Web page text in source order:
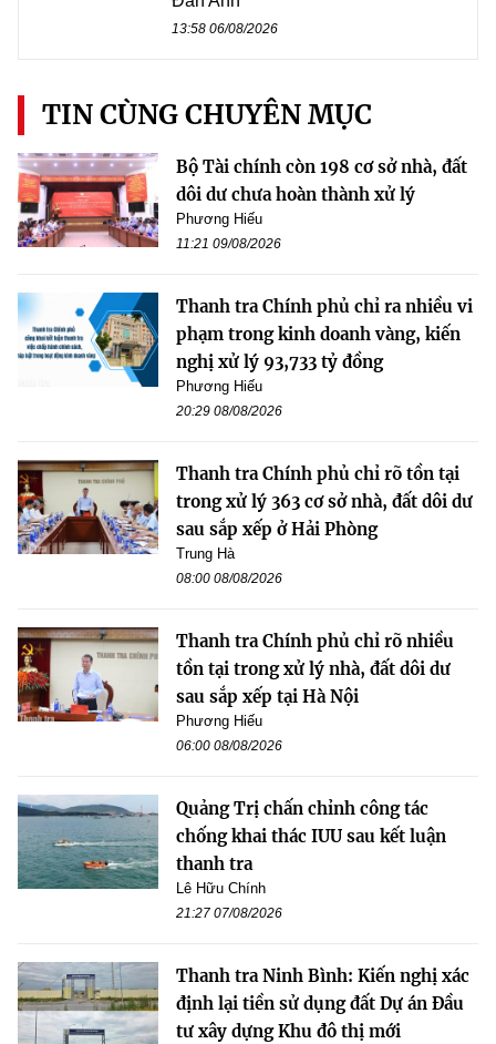
13:58 06/08/2026
TIN CÙNG CHUYÊN MỤC
Bộ Tài chính còn 198 cơ sở nhà, đất
dôi dư chưa hoàn thành xử lý
Phương Hiếu
11:21 09/08/2026
Thanh tra Chính phủ chỉ ra nhiều vi
phạm trong kinh doanh vàng, kiến
nghị xử lý 93,733 tỷ đồng
Phương Hiếu
20:29 08/08/2026
Thanh tra Chính phủ chỉ rõ tồn tại
trong xử lý 363 cơ sở nhà, đất dôi dư
sau sắp xếp ở Hải Phòng
Trung Hà
08:00 08/08/2026
Thanh tra Chính phủ chỉ rõ nhiều
tồn tại trong xử lý nhà, đất dôi dư
sau sắp xếp tại Hà Nội
Phương Hiếu
06:00 08/08/2026
Quảng Trị chấn chỉnh công tác
chống khai thác IUU sau kết luận
thanh tra
Lê Hữu Chính
21:27 07/08/2026
Thanh tra Ninh Bình: Kiến nghị xác
định lại tiền sử dụng đất Dự án Đầu
tư xây dựng Khu đô thị mới